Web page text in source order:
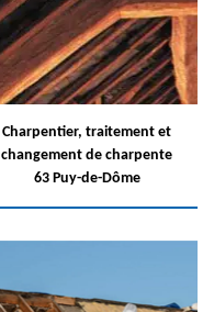
Charpentier, traitement et
changement de charpente
63 Puy-de-Dôme